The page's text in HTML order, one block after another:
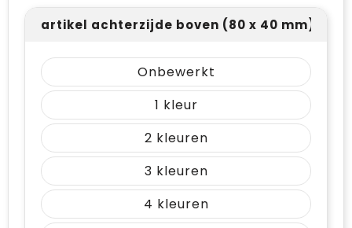
artikel achterzijde boven (80 x 40 mm)
Onbewerkt
1
2
3
4